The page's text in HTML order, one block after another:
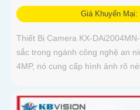
Giá Khuyến Mại:
Thiết Bị Camera KX-
sắc trong ngành công nghệ an
4MP, nó cung cấp hình ảnh rõ